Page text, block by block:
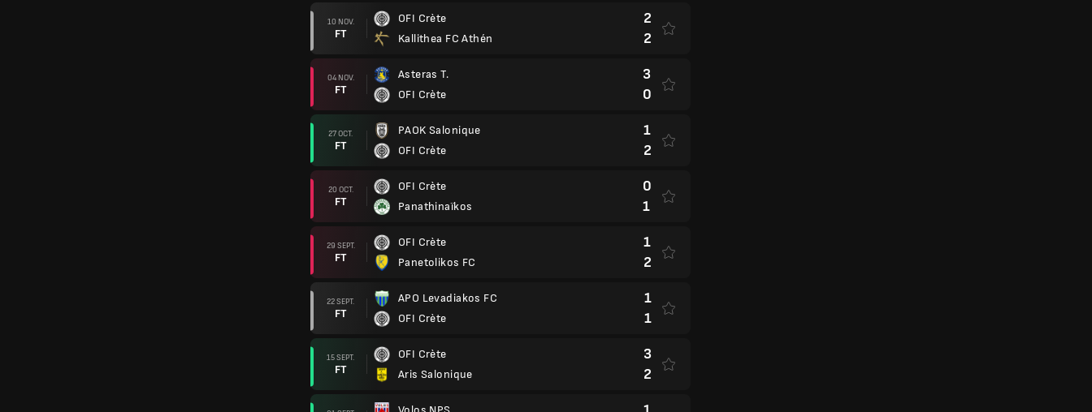
10 NOV.
FT
OFI Crète
Kallithea FC Athén
2
2
04 NOV.
FT
Asteras T.
OFI Crète
3
0
27 OCT.
FT
PAOK Salonique
OFI Crète
1
2
20 OCT.
FT
OFI Crète
Panathinaïkos
0
1
29 SEPT.
FT
OFI Crète
Panetolikos FC
1
2
22 SEPT.
FT
APO Levadiakos FC
OFI Crète
1
1
15 SEPT.
FT
OFI Crète
Aris Salonique
3
2